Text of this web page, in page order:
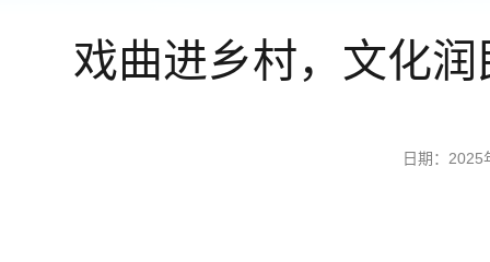
戏曲进乡村，文化
日期：